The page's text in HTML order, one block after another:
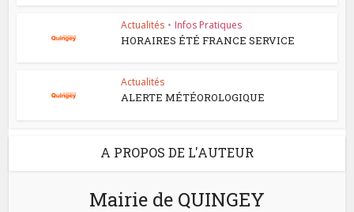
Actualités • Infos Pratiques
HORAIRES ÉTÉ FRANCE SERVICE
Actualités
ALERTE MÉTÉOROLOGIQUE
A PROPOS DE L'AUTEUR
Mairie de QUINGEY